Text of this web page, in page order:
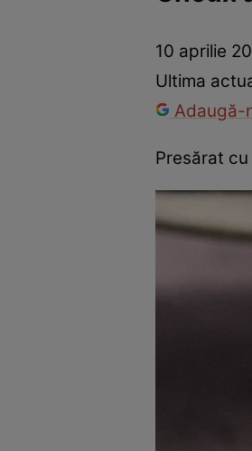
Mâncăruri
10 aprilie
Ultima
Adaugă-
Presărat